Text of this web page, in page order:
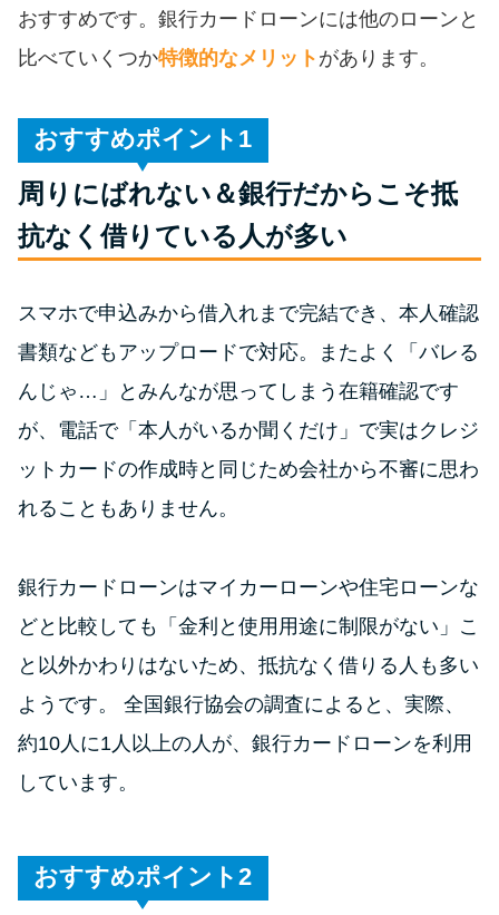
特集ページ
リボ払いをそのまま払いきると
カードローンの見直しで40万円
得した話
ードローン
特集ページ一覧
種類や特徴で探す
の理由
無利息期間を利用して利息0円で
お金を借りる3つのポイント
種類・特徴別一覧
その他コラム
処法3つ
おすすめです。銀行カードローンには他のローンと
比べていくつか特徴的なメリット があります。
おすすめポイント
周りにばれない＆銀行だからこそ抵
抗なく借りている人が多い
スマホで申込みから借入れまで完結でき、本人確認
書類などもアップロードで対応。またよく「バレる
んじゃ…」とみんなが思ってしまう在籍確認です
が、電話で「本人がいるか聞くだけ」で実はクレジ
ットカードの作成時と同じため会社から不審に思わ
れることもありません。
銀行カードローンはマイカーローンや住宅ローンな
どと比較しても「金利と使用用途に制限がない」こ
と以外かわりはないため、抵抗なく借りる人も多い
ようです。 全国銀行協会の調査によると、実際、
約10人に1人以上の人が、銀行カードローンを利用
しています。
おすすめポイント